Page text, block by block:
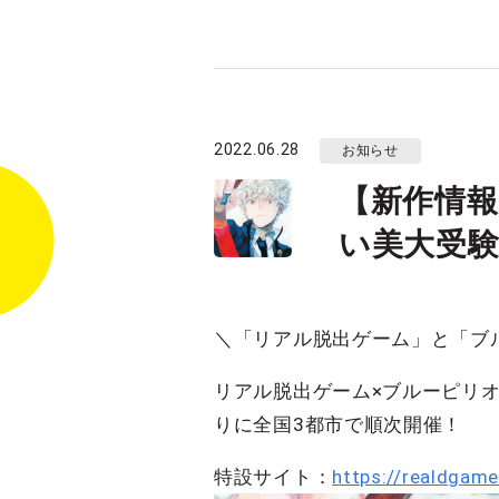
2022.06.28 お知らせ
【新作情
い美大受
＼「リアル脱出ゲーム」と「
リアル脱出ゲーム×ブルーピリ
りに全国3都市で順次開催！
特設サイト： https://